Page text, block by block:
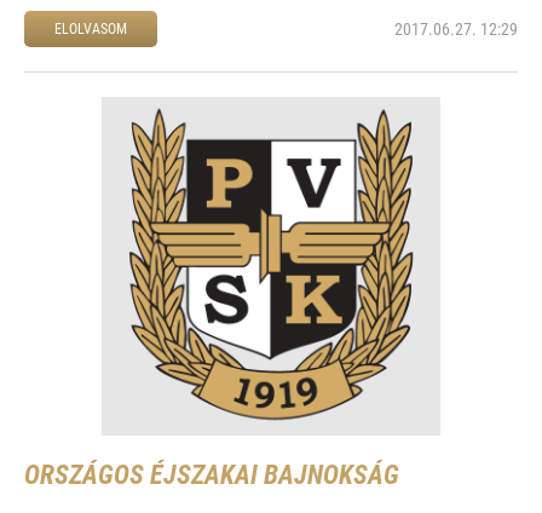
ELOLVASOM 2017.06.27. 12:29
ORSZÁGOS ÉJSZAKAI BAJNOKSÁG